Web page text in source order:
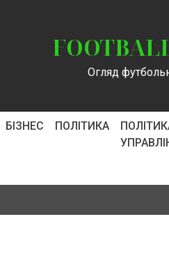
Огляд
БІЗНЕС ПОЛІТИКА